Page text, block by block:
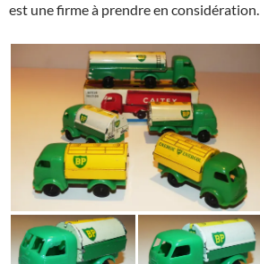
est une firme à prendre en considération.